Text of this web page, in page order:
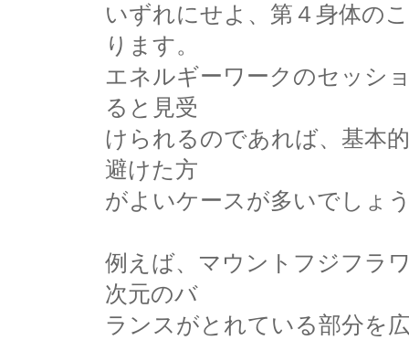
いずれにせよ、第４身体の
ります。
エネルギーワークのセッシ
ると見受
けられるのであれば、基本
避けた方
がよいケースが多いでしょ
例えば、マウントフジフラ
次元のバ
ランスがとれている部分を